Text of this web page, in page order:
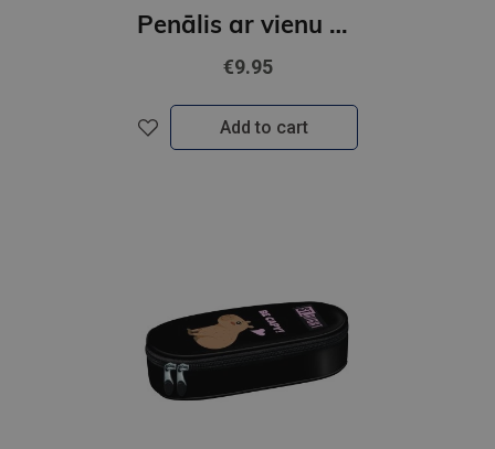
Penālis ar vienu nodalījumu, bez priekšmetiem, TURBO KICK
€9.95
Add to cart